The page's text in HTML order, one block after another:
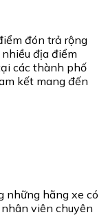
đón trả rộng
địa điểm
các thành phố
kết mang đến
những hãng xe có
viên chuyên